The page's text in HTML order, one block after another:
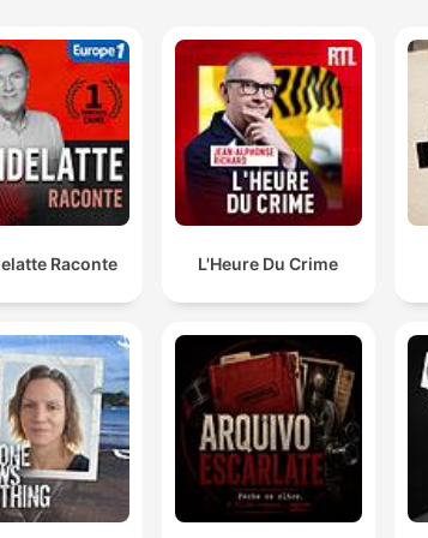
Raconte L'Heure Du Crime